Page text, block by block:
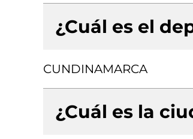
¿Cuál es el
CUNDINAMARCA
¿Cuál es la